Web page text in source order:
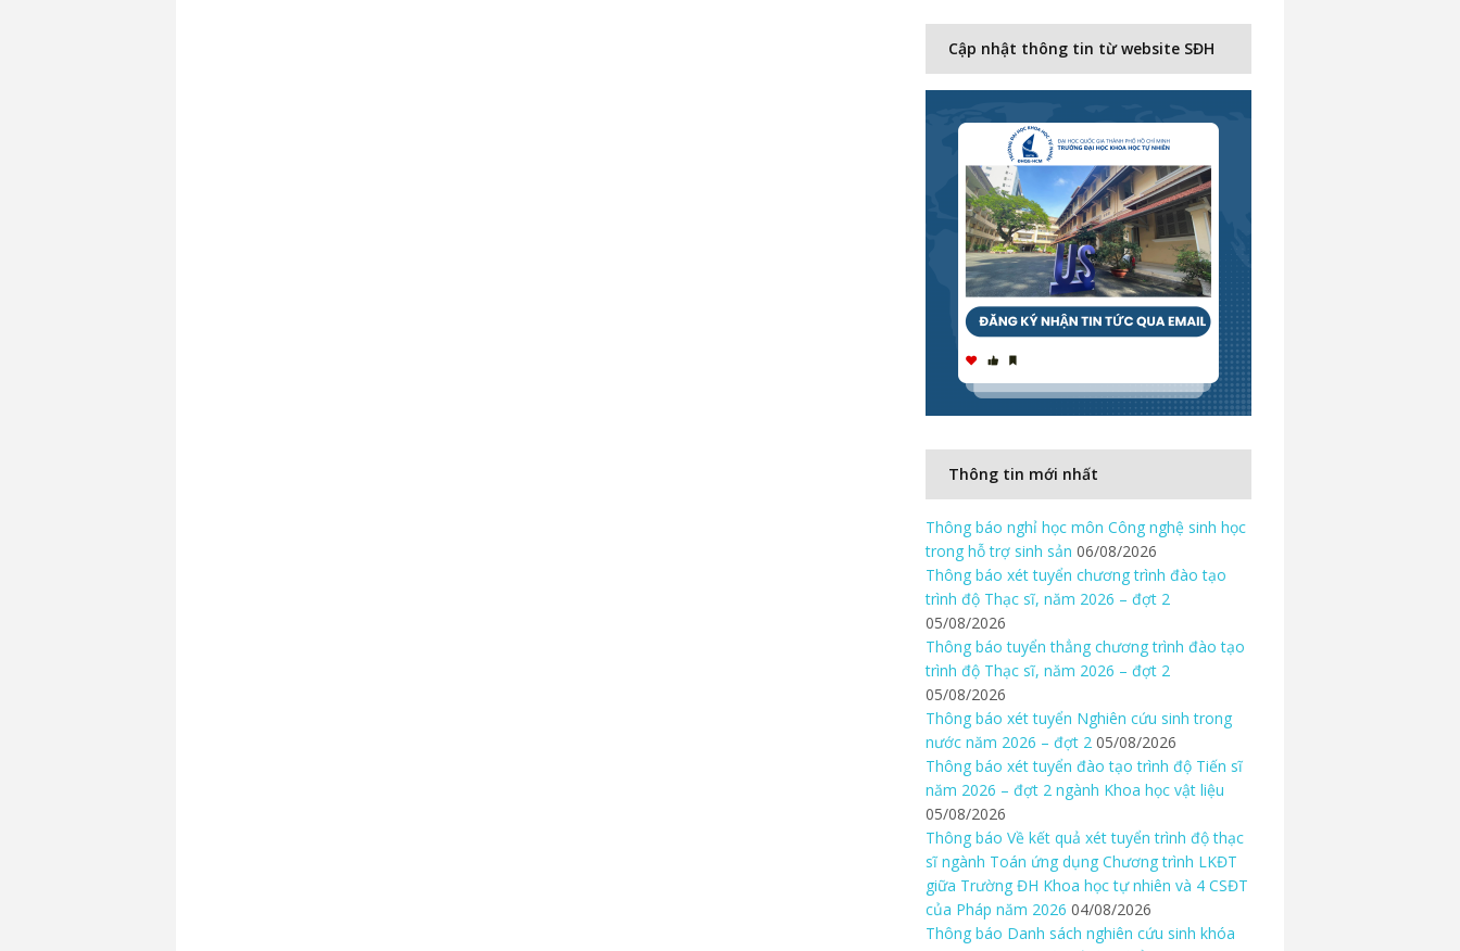
Cập nhật thông tin từ website SĐH
Thông tin mới nhất
Thông báo nghỉ học môn Công nghệ sinh học
trong hỗ trợ sinh sản 06/08/2026
Thông báo xét tuyển chương trình đào tạo
trình độ Thạc sĩ, năm 2026 – đợt 2
05/08/2026
Thông báo tuyển thẳng chương trình đào tạo
trình độ Thạc sĩ, năm 2026 – đợt 2
05/08/2026
Thông báo xét tuyển Nghiên cứu sinh trong
nước năm 2026 – đợt 2 05/08/2026
Thông báo xét tuyển đào tạo trình độ Tiến sĩ
năm 2026 – đợt 2 ngành Khoa học vật liệu
05/08/2026
Thông báo Về kết quả xét tuyển trình độ thạc
sĩ ngành Toán ứng dụng Chương trình LKĐT
giữa Trường ĐH Khoa học tự nhiên và 4 CSĐT
của Pháp năm 2026 04/08/2026
Thông báo Danh sách nghiên cứu sinh khóa